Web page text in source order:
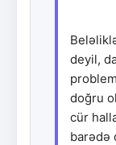
deyil,
doğru
cür
barədə